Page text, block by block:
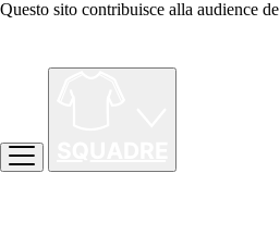
Questo sito contribuisce alla audience de